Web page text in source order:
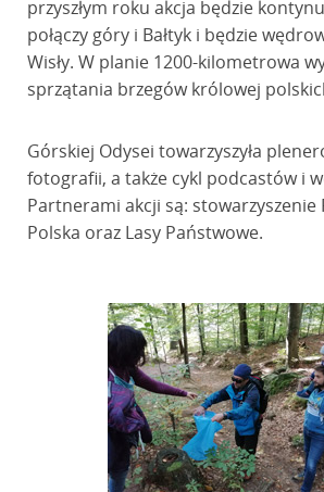
przyszłym roku akcja będzie
połączy góry i Bałtyk i będzie
Wisły. W planie 1200-kilometrowa
sprzątania brzegów królowej
Górskiej Odysei towarzyszyła
fotografii, a także cykl podcastów i
Partnerami akcji są: stowarzyszenie
Polska oraz Lasy Państwowe.